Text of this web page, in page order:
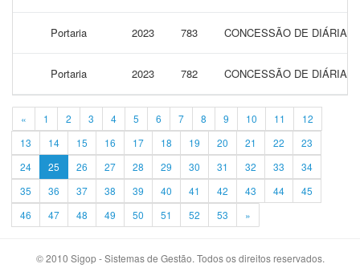
Portaria 2023 783 CONCESSÃO DE DIÁRIAS
Portaria 2023 782 CONCESSÃO DE DIÁRIAS
« 1 2 3 4 5 6 7 8 9 10 11
12
13
14 15 16 17 18 19 20 21 22
23
24
25 26 27 28 29 30 31 32 33
34
35
36 37 38 39 40 41 42 43 44
45
46
47 48 49 50 51 52 53 »
© 2010 Sigop - Sistemas de Gestão. Todos os direitos reservados.